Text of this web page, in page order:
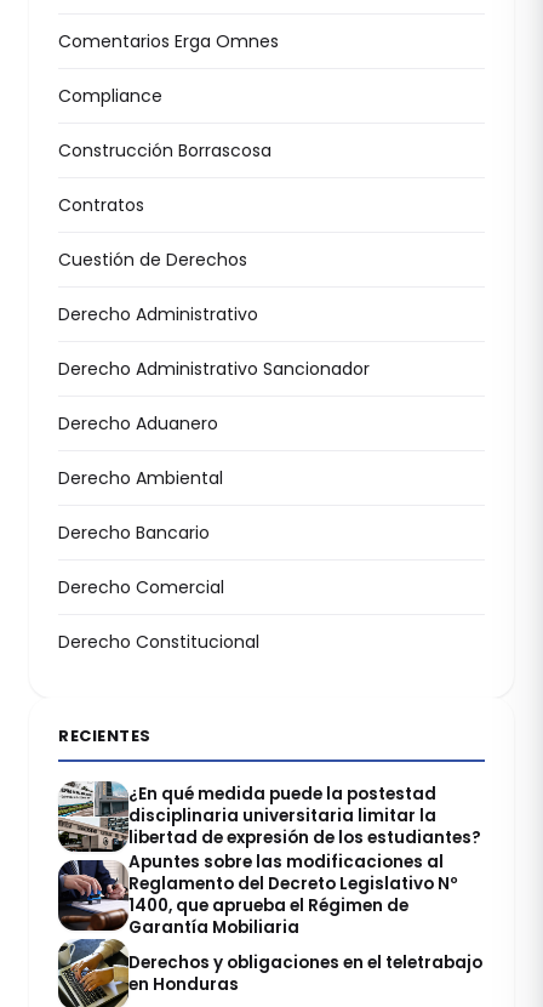
Comentarios Erga Omnes
Compliance
Construcción Borrascosa
Contratos
Cuestión de Derechos
Derecho Administrativo
Derecho Administrativo Sancionador
Derecho Aduanero
Derecho Ambiental
Derecho Bancario
Derecho Comercial
Derecho Constitucional
RECIENTES
¿En qué medida puede la postestad
disciplinaria universitaria limitar la
libertad de expresión de los estudiantes?
Apuntes sobre las modificaciones al
Reglamento del Decreto Legislativo Nº
1400, que aprueba el Régimen de
Garantía Mobiliaria
Derechos y obligaciones en el teletrabajo
en Honduras